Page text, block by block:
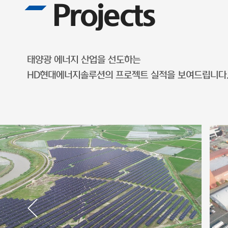
Projects
태양광 에너지 산업을 선도하는
HD현대에너지솔루션의 프로젝트 실적을 보여드립니다.